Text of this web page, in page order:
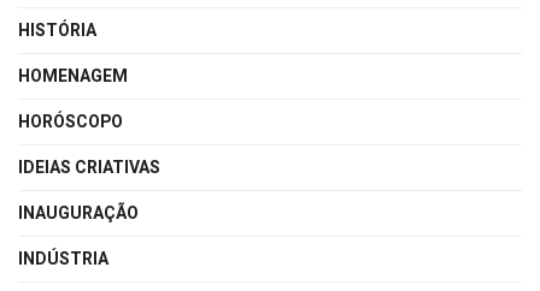
HISTÓRIA
HOMENAGEM
HORÓSCOPO
IDEIAS CRIATIVAS
INAUGURAÇÃO
INDÚSTRIA